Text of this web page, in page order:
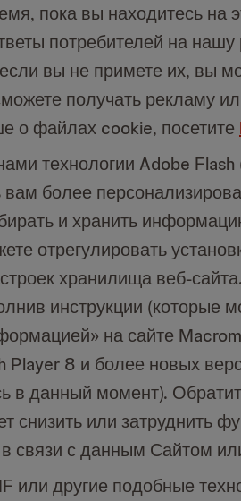
пока вы находитесь
потребителей на
вы не примете их, вы
получать рекламу
о файлах cookie, посетите
технологии Adobe
более
и хранить
отрегулировать
хранилища веб-
инструкции (которые
на сайте
8 и более новых
в данный момент).
или затруднить
связи с данным Сайтом
или другие подобные